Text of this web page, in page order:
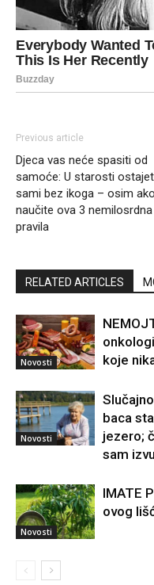
Previous article
Djeca vas neće spasiti od
samoće: U starosti
sami bez ikoga – osim
naučite ova 3 nemilosrdna
pravila
RELATED ARTICLES
Novosti
koje
Novosti
baca
jezero;
sam
Novosti
IMATE
ovog